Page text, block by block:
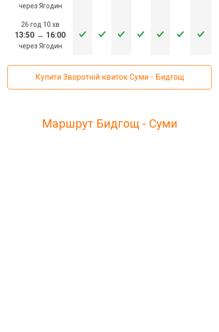
через Ягодин
26 год 10 хв
13:50 → 16:00
через Ягодин
Купити Зворотній квиток Суми - Бидгощ
Маршрут Бидгощ - Суми